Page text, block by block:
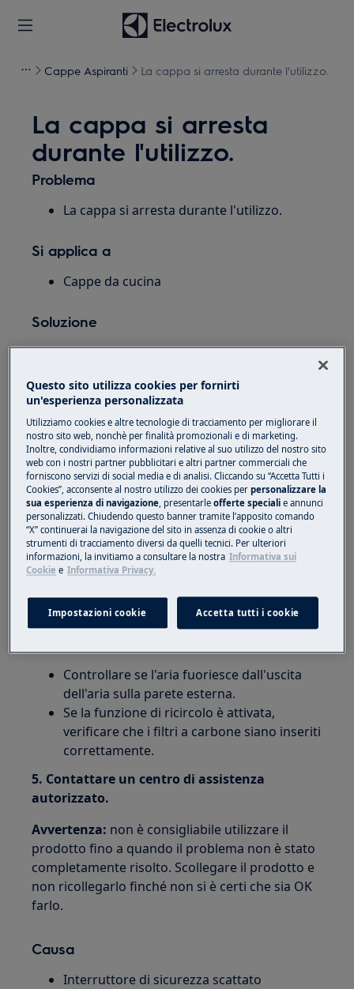
Cappe Aspiranti La cappa si arresta durante l'utilizzo.
La cappa si arresta
durante l'utilizzo.
Problema
La cappa si arresta durante l'utilizzo.
Si applica a
Cappe da cucina
Soluzione
1. Spegnere i fornelli / piano cottura e la
l'apparecchio.
Questo dovrebbe dare alla cappa il tempo
sufficiente per raffreddarsi e ripristinare
l'apparecchio.
2. Ridurre il numero di pentole bollenti.
L'apparecchio è progettato per assorbire gli
odori, non grandi quantità di vapore.
3. Controllare se i filtri sono puliti e sostituirli
4. Assicurarsi che l'aspirazione dalla cappa sia
Controllare se l'aria fuoriesce dall'uscita
dell'aria sulla parete esterna.
Se la funzione di ricircolo è attivata,
verificare che i filtri a carbone siano inseriti
correttamente.
5. Contattare un centro di assistenza
autorizzato.
Avvertenza: non è consigliabile utilizzare il
prodotto fino a quando il problema non è stato
completamente risolto. Scollegare il prodotto e
non ricollegarlo finché non si è certi che sia OK
farlo.
Causa
Interruttore di sicurezza scattato
Questo sito utilizza cookies per fornirti
un'esperienza personalizzata
Utilizziamo cookies e altre tecnologie di tracciamento per migliorare il
nostro sito web, nonchè per finalità promozionali e di marketing.
Inoltre, condividiamo informazioni relative al suo utilizzo del nostro sito
web con i nostri partner pubblicitari e altri partner commerciali che
forniscono servizi di social media e di analisi. Cliccando su “Accetta Tutti i
Cookies”, acconsente al nostro utilizzo dei cookies perpersonalizzare la
sua esperienza di navigazione , presentarleofferte speciali e annunci
personalizzati. Chiudendo questo banner tramite l’apposito comando
“X” continuerai la navigazione del sito in assenza di cookie o altri
strumenti di tracciamento diversi da quelli tecnici. Per ulteriori
informazioni, la invitiamo a consultare la nostra Informativa sui
Cookie e Informativa Privacy.
Impostazioni cookie Accetta tutti i cookie